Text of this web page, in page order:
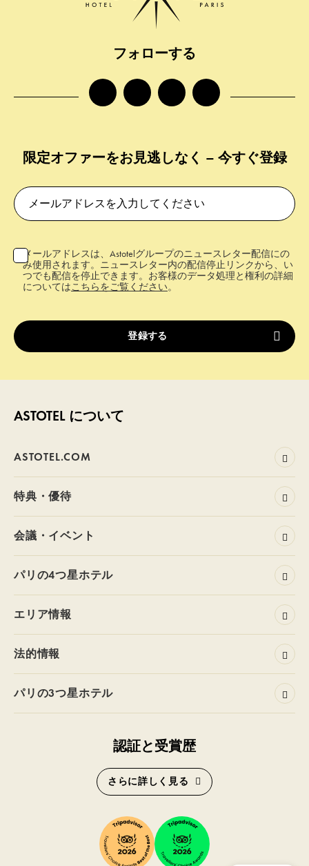
フォローする
facebookinstagramtwitter tiktok
限定オファーをお見逃しなく – 今すぐ登録
メールアドレスは、Astotelグループのニュースレター配信にの
み使用されます。ニュースレター内の配信停止リンクから、い
つでも配信を停止できます。お客様のデータ処理と権利の詳細
についてはこちらをご覧ください。
ASTOTEL について
ASTOTEL.COM
特典・優待
会議・イベント
パリの4つ星ホテル
エリア情報
法的情報
パリの3つ星ホテル
認証と受賞歴
さらに詳しく見る